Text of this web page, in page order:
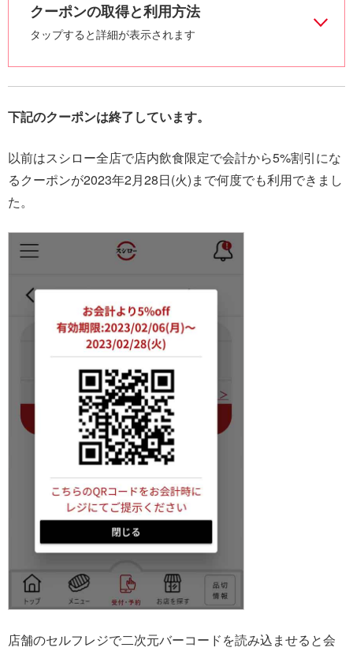
クーポンの取得と利用方法
タップすると詳細が表示されます
下記のクーポンは終了しています。
以前はスシロー全店で店内飲食限定で会計から5%割引にな
るクーポンが2023年2月28日(火)まで何度でも利用できまし
た。
店舗のセルフレジで二次元バーコードを読み込ませると会